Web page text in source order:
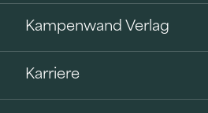
Kampenwand Verlag
Karriere